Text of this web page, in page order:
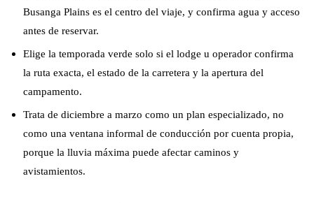
Busanga Plains es el centro del viaje, y confirma agua y acceso
antes de reservar.
Elige la temporada verde solo si el lodge u operador confirma
la ruta exacta, el estado de la carretera y la apertura del
campamento.
Trata de diciembre a marzo como un plan especializado, no
como una ventana informal de conducción por cuenta propia,
porque la lluvia máxima puede afectar caminos y
avistamientos.